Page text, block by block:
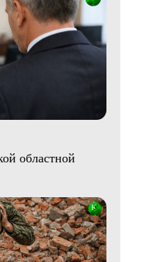
областной